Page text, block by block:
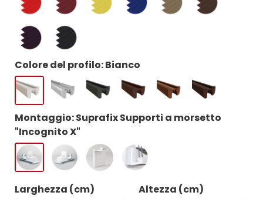
Colore del profilo: Bianco
Montaggio: Suprafix Supporti a morsetto
"Incognito X"
Larghezza (cm)
Altezza (cm)